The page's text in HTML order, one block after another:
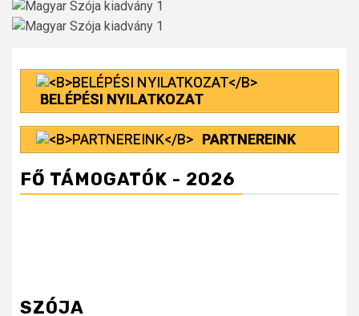
BELÉPÉSI NYILATKOZAT
PARTNEREINK
FŐ TÁMOGATÓK - 2026
SZÓJA